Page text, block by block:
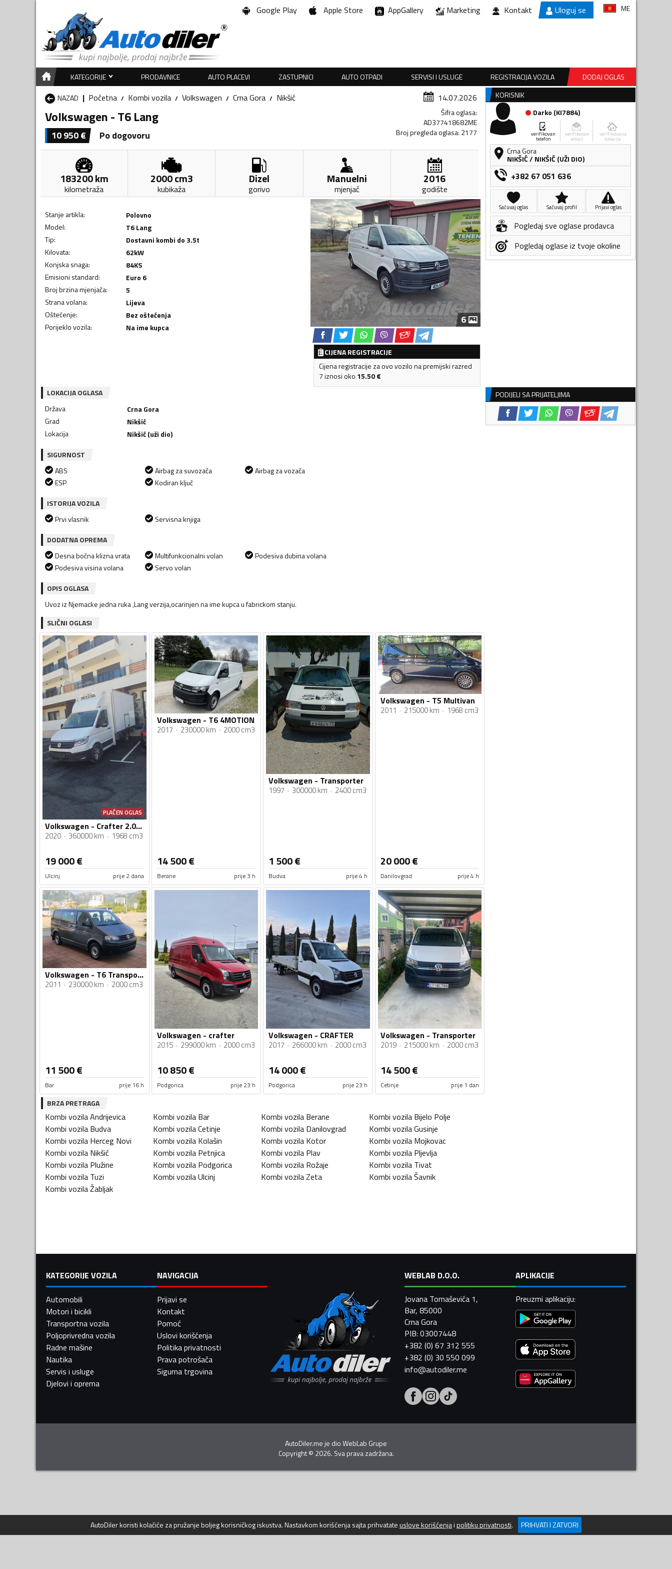
Google Play Apple Store AppGallery Marketing Kontakt Uloguj se ME
KATEGORIJE PRODAVNICE AUTO PLACEVI ZASTUPNICI AUTO OTPADI SERVISI I USLUGE REGISTRACIJA VOZILA
DODAJ OGLAS
NAZAD
Početna Kombi vozila Volkswagen Crna Gora Nikšić 14.07.2026
Volkswagen - T6 Lang
10 950€ Po dogovoru
Šifra oglasa:
AD377418682ME
Broj pregleda oglasa: 2177
183200km
kilometraža
2000cm3
kubikaža
Dizel
gorivo
Manuelni
mjenjač
2016
godište
Stanje artikla:
Polovno
Model:
T6 Lang
Tip:
Dostavni kombi do 3.5t
Kilovata: 62kW
Konjska snaga: 84KS
Emisioni standard:
Euro 6
Broj brzina mjenjača:
5
Strana volana:
Lijeva
Oštećenje:
Bez oštećenja
Porijeklo vozila: Na ime kupca
6
CIJENA REGISTRACIJE
Cijena registracije za ovo vozilo na premijski razred
7 iznosi oko 15.50€
LOKACIJA OGLASA
Država
Crna Gora
Grad
Nikšić
Lokacija
Nikšić (uži dio)
SIGURNOST
ABS
ESP
Airbag za suvozača
Kodiran ključ
Airbag za vozača
ISTORIJA VOZILA
Prvi vlasnik
Servisna knjiga
DODATNA OPREMA
Desna bočna klizna vrata
Podesiva visina volana
Multifunkcionalni volan
Servo volan
Podesiva dubina volana
OPIS OGLASA
Uvoz iz Njemacke jedna ruka ,Lang verzija,ocarinjen na ime kupca u fabrickom stanju.
SLIČNI OGLASI
PLAĆEN OGLAS
Volkswagen - Crafter 2.0 TDI 177 ks
2020 360000 km 1968 cm3
19 000€
Ulcinj prije 2 dana
Volkswagen - T6 4MOTION
2017 230000 km 2000 cm3
14 500€
Berane prije 3 h
Volkswagen - Transporter
1997 300000 km 2400 cm3
1 500€
Budva prije 4 h
Volkswagen - T5 Multivan
2011 215000 km 1968 cm3
20 000€
Danilovgrad prije 4 h
Volkswagen - T6 Transporter
2011 230000 km 2000 cm3
11 500€
Bar prije 16 h
Volkswagen - crafter
2015 299000 km 2000 cm3
10 850€
Podgorica prije 23 h
Volkswagen - CRAFTER
2017 266000 km 2000 cm3
14 000€
Podgorica prije 23 h
Volkswagen - Transporter
2019 215000 km 2000 cm3
14 500€
Cetinje prije 1 dan
BRZA PRETRAGA
Kombi vozilaAndrijevica Kombi vozila Bar Kombi vozila Berane Kombi vozila Bijelo Polje
Kombi vozila Budva Kombi vozilaCetinje Kombi vozila Danilovgrad Kombi vozilaGusinje
Kombi vozila Herceg Novi Kombi vozila Kolašin Kombi vozila Kotor Kombi vozila Mojkovac
Kombi vozila Nikšić Kombi vozila Petnjica Kombi vozila Plav Kombi vozila Pljevlja
Kombi vozila Plužine Kombi vozila Podgorica Kombi vozila Rožaje Kombi vozila Tivat
Kombi vozila Tuzi Kombi vozilaUlcinj Kombi vozilaZeta Kombi vozilaŠavnik
Kombi vozilaŽabljak
KORISNIK
Darko (KI7884)
verifikovan
telefon
verifikovan
email
verifikovana
lokacija
Crna Gora
NIKŠIĆ/ NIKŠIĆ (UŽI DIO)
+382 67 051 636
Sačuvaj oglas Sačuvaj profil Prijavi oglas
Pogledaj sve oglase prodavca
Pogledaj oglase iz tvoje okoline
PODIJELI SA PRIJATELJIMA
KATEGORIJE VOZILA
Automobili
Motori i bicikli
Transportna vozila
Poljoprivredna vozila
Radne mašine
Nautika
Servis i usluge
Djelovi i oprema
NAVIGACIJA
Prijavi se
Kontakt
Pomoć
Uslovi korišćenja
Politika privatnosti
Prava potrošača
Sigurna trgovina
WEBLAB D.O.O.
Jovana Tomaševića 1,
Bar, 85000
Crna Gora
PIB: 03007448
+382 (0) 67 312 555
+382 (0) 30 550 099
info@autodiler.me
APLIKACIJE
Preuzmi aplikaciju:
AutoDiler.me je dioWebLab Grupe
Copyright© 2026. Sva prava zadržana.
AutoDilerkoristi kolačiće za pružanje boljeg korisničkog iskustva. Nastavkom korišćenja sajta prihvatateuslove korišćenjaipolitiku privatnosti. PRIHVATI I ZATVORI